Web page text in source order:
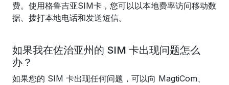
费。使用格鲁吉亚SIM卡，您可以以本地费率访问移动数
据、拨打本地电话和发送短信。
如果我在佐治亚州的 SIM 卡出现问题怎么
办？
如果您的 SIM 卡出现任何问题，可以向 MagtiCom、